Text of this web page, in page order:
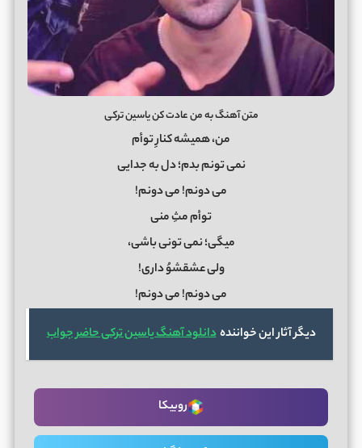
متن آهنگ به من عادت کن یاسین ترکی
من، همیشه کنارِ توأم
نمی تونم بدم؛ دل به جدایی
می دونم! می دونم!
توأم مثِ منی
میگی؛ نمی تونی باشی،
ولی عشقشوُ داری!
می دونم! می دونم!
دیگر آثار این خوانندهدانلود آهنگ یاسین ترکی حاضر جواب
روبیکا